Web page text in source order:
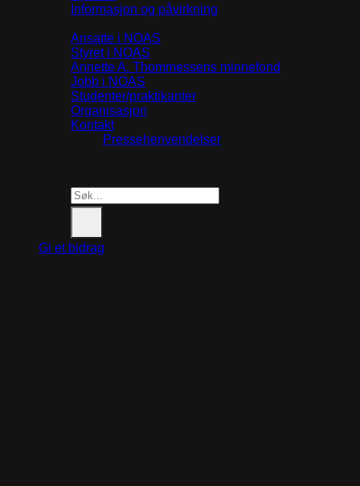
Informasjon og påvirkning
Ansatte i NOAS
Styret i NOAS
Annette A. Thommessens minnefond
Jobb i NOAS
Studenter/praktikanter
Organisasjon
Kontakt
Pressehenvendelser
Search
for:
Gi et bidrag